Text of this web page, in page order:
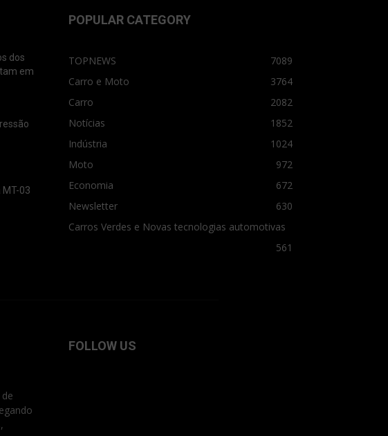
dos
em
MT-03
POPULAR CATEGORY
TOPNEWS
7089
Carro e Moto
3764
Carro
2082
Notícias
1852
Indústria
1024
Moto
972
Economia
672
Newsletter
630
Carros Verdes e Novas tecnologias automotivas
561
FOLLOW US